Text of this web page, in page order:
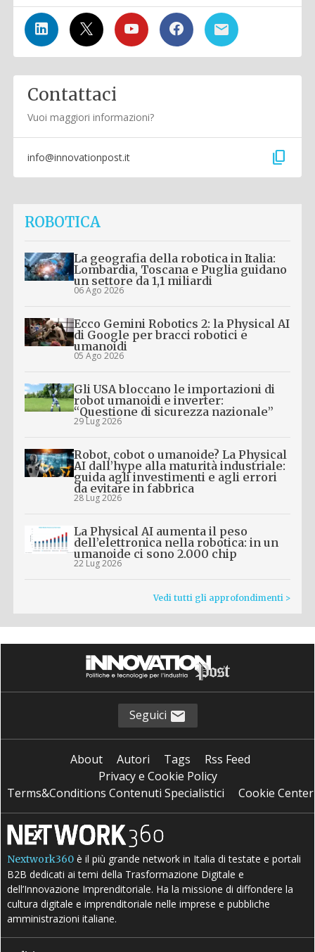
Contattaci
Vuoi maggiori informazioni?
info@innovationpost.it content_copy
ROBOTICA
La geografia della robotica in Italia:
Lombardia, Toscana e Puglia guidano
un settore da 1,1 miliardi
06 Ago 2026
Ecco Gemini Robotics 2: la Physical AI
di Google per bracci robotici e
umanoidi
05 Ago 2026
Gli USA bloccano le importazioni di
robot umanoidi e inverter:
“Questione di sicurezza nazionale”
29 Lug 2026
Robot, cobot o umanoide? La Physical
AI dall’hype alla maturità industriale:
guida agli investimenti e agli errori
da evitare in fabbrica
28 Lug 2026
La Physical AI aumenta il peso
dell’elettronica nella robotica: in un
umanoide ci sono 2.000 chip
22 Lug 2026
Vedi tutti gli approfondimenti >
Seguici
About Autori Tags
Rss Feed
Privacy e Cookie Policy
Terms&Conditions Contenuti Specialistici
Cookie Center
Nextwork360 è il più grande network in Italia di testate e portali
B2B dedicati ai temi della Trasformazione Digitale e
dell’Innovazione Imprenditoriale. Ha la missione di diffondere la
cultura digitale e imprenditoriale nelle imprese e pubbliche
amministrazioni italiane.